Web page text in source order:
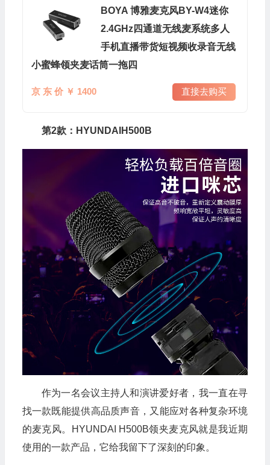
BOYA 博雅麦克风BY-W4迷你
2.4GHz四通道无线麦系统多人
手机直播带货短视频收录音无线
小蜜蜂领夹麦话筒一拖四
京 东 价 ￥ 1400 直接去购买
第2款：HYUNDAIH500B
作为一名会议主持人和演讲爱好者，我一直在寻
找一款既能提供高品质声音，又能应对各种复杂环境
的麦克风。HYUNDAI H500B领夹麦克风就是我近期
使用的一款产品，它给我留下了深刻的印象。